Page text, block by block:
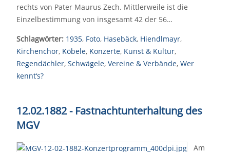
rechts von Pater Maurus Zech. Mittlerweile ist die
Einzelbestimmung von insgesamt 42 der 56…
Schlagwörter: 1935, Foto, Hasebäck, Hiendlmayr,
Kirchenchor, Köbele, Konzerte, Kunst & Kultur,
Regendächler, Schwägele, Vereine & Verbände, Wer
kennt‘s?
12.02.1882 - Fastnachtunterhaltung des
MGV
Am